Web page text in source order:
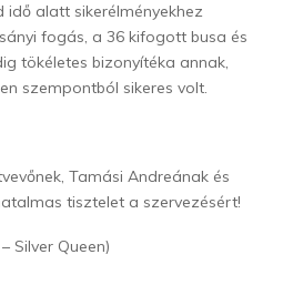
idő alatt sikerélményekhez
fogás, a 36 kifogott busa és
tökéletes bizonyítéka annak,
szempontból sikeres volt.
Tamási Andreának és
tisztelet a szervezésért!
Silver Queen)